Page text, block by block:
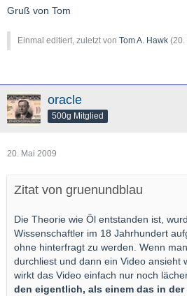
Gruß von Tom
Einmal editiert, zuletzt von Tom A. Hawk (20.
oracle
500g Mitglied
20. Mai 2009
Zitat von gruenundblau
Die Theorie wie Öl entstanden ist,
Wissenschaftler im 18 Jahrhundert
ohne hinterfragt zu werden. Wenn
durchliest und dann ein Video ansieht
wirkt das Video einfach nur noch
den eigentlich, als einem das in